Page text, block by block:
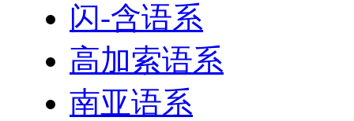
闪-含语系
高加索语系
南亚语系